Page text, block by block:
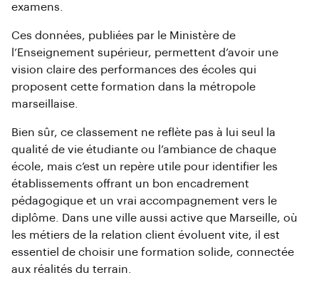
examens.
Ces données, publiées par le Ministère de
l’Enseignement supérieur, permettent d’avoir une
vision claire des performances des écoles qui
proposent cette formation dans la métropole
marseillaise.
Bien sûr, ce classement ne reflète pas à lui seul la
qualité de vie étudiante ou l’ambiance de chaque
école, mais c’est un repère utile pour identifier les
établissements offrant un bon encadrement
pédagogique et un vrai accompagnement vers le
diplôme. Dans une ville aussi active que Marseille, où
les métiers de la relation client évoluent vite, il est
essentiel de choisir une formation solide, connectée
aux réalités du terrain.